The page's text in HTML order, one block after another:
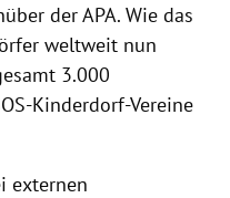
der APA. Wie das
weltweit nun
3.000
Kinderdorf-Vereine
externen